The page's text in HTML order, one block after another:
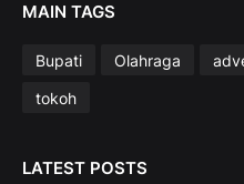
MAIN TAGS
Bupati Olahraga
tokoh
LATEST POSTS